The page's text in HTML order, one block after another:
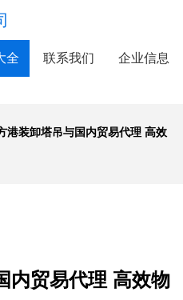
全 联系我们 企业信息
港装卸塔吊与国内贸易代理 高效
内贸易代理 高效物